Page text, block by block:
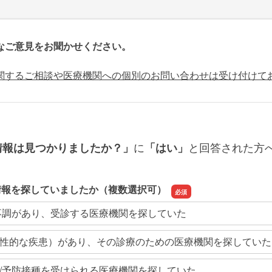
意見をお聞かせください。
するご相談や医療機関への個別のお問い合わせは受け付けて
は見つかりましたか？」 に 「はい」 と回答された方
を探していましたか（複数選択可）
があり、受診する医療機関を探していた
的な疾患）があり、その診療のための医療機関を探していた